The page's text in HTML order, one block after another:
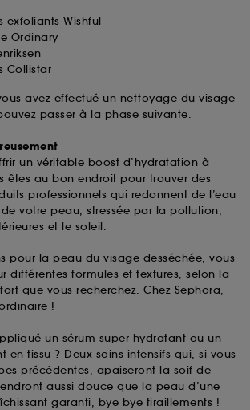
exfoliants Wishful
Ordinary
Collistar
avez effectué un nettoyage du visage
passer à la phase suivante.
un véritable boost d’hydratation à
êtes au bon endroit pour trouver des
professionnels qui redonnent de l’eau
votre peau, stressée par la pollution,
et le soleil.
pour la peau du visage desséchée, vous
différentes formules et textures, selon la
que vous recherchez. Chez Sephora,
!
un sérum super hydratant ou un
en tissu ? Deux soins intensifs qui, si vous
précédentes, apaiseront la soif de
aussi douce que la peau d’une
garanti, bye bye tiraillements !